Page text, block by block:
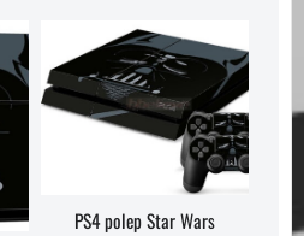
PS4 polep Star Wars